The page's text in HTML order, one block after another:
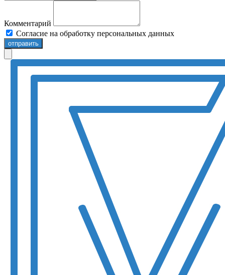
Комментарий
Согласие на обработку персональных данных
отправить